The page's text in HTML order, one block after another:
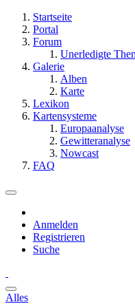
Startseite
Portal
Forum
Unerledigte
Galerie
Alben
Karte
Lexikon
Kartensysteme
Europaanalyse
Gewitteranalyse
Nowcast
FAQ
Anmelden
Registrieren
Suche
Alles